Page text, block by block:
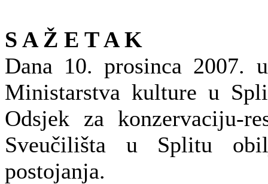
S A Ž E T A K
Dana 10. prosinca 2007.
Ministarstva kulture u
Odsjek za konzervaciju-
Sveučilišta u Splitu
postojanja.